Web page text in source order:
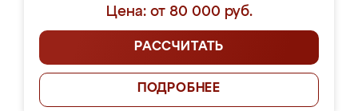
Цена: от 80 000 руб.
РАССЧИТАТЬ
ПОДРОБНЕЕ